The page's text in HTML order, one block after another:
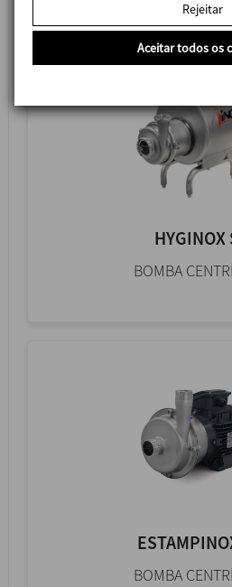
HYGINOX
BOMBA
BOMBA
Rejeitar
Aceitar todos os